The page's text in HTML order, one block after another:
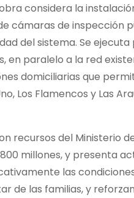
considera la
cámaras de inspección
del sistema. Se
en paralelo a la red
domiciliarias que
Los Flamencos y Las
recursos del Ministerio
millones, y presenta
las
de las familias, y